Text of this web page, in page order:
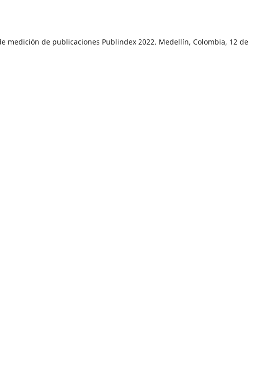
medición de publicaciones Publindex 2022. Medellín, Colombia, 12 de